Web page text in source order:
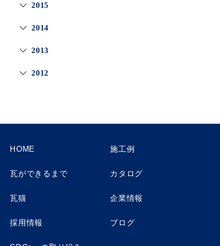
2015
2014
2013
2012
HOME 施工例
瓦ができるまで カタログ
瓦猫 企業情報
採用情報 ブログ